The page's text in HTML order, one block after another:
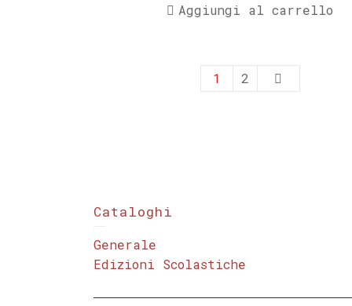
Aggiungi al carrello
1 2
Cataloghi
Generale
Edizioni Scolastiche